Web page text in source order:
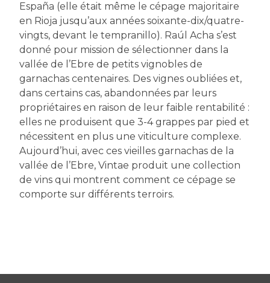
España (elle était même le cépage majoritaire
en Rioja jusqu’aux années soixante-dix/quatre-
vingts, devant le tempranillo). Raúl Acha s’est
donné pour mission de sélectionner dans la
vallée de l’Ebre de petits vignobles de
garnachas centenaires. Des vignes oubliées et,
dans certains cas, abandonnées par leurs
propriétaires en raison de leur faible rentabilité :
elles ne produisent que 3-4 grappes par pied et
nécessitent en plus une viticulture complexe.
Aujourd’hui, avec ces vieilles garnachas de la
vallée de l’Ebre, Vintae produit une collection
de vins qui montrent comment ce cépage se
comporte sur différents terroirs.